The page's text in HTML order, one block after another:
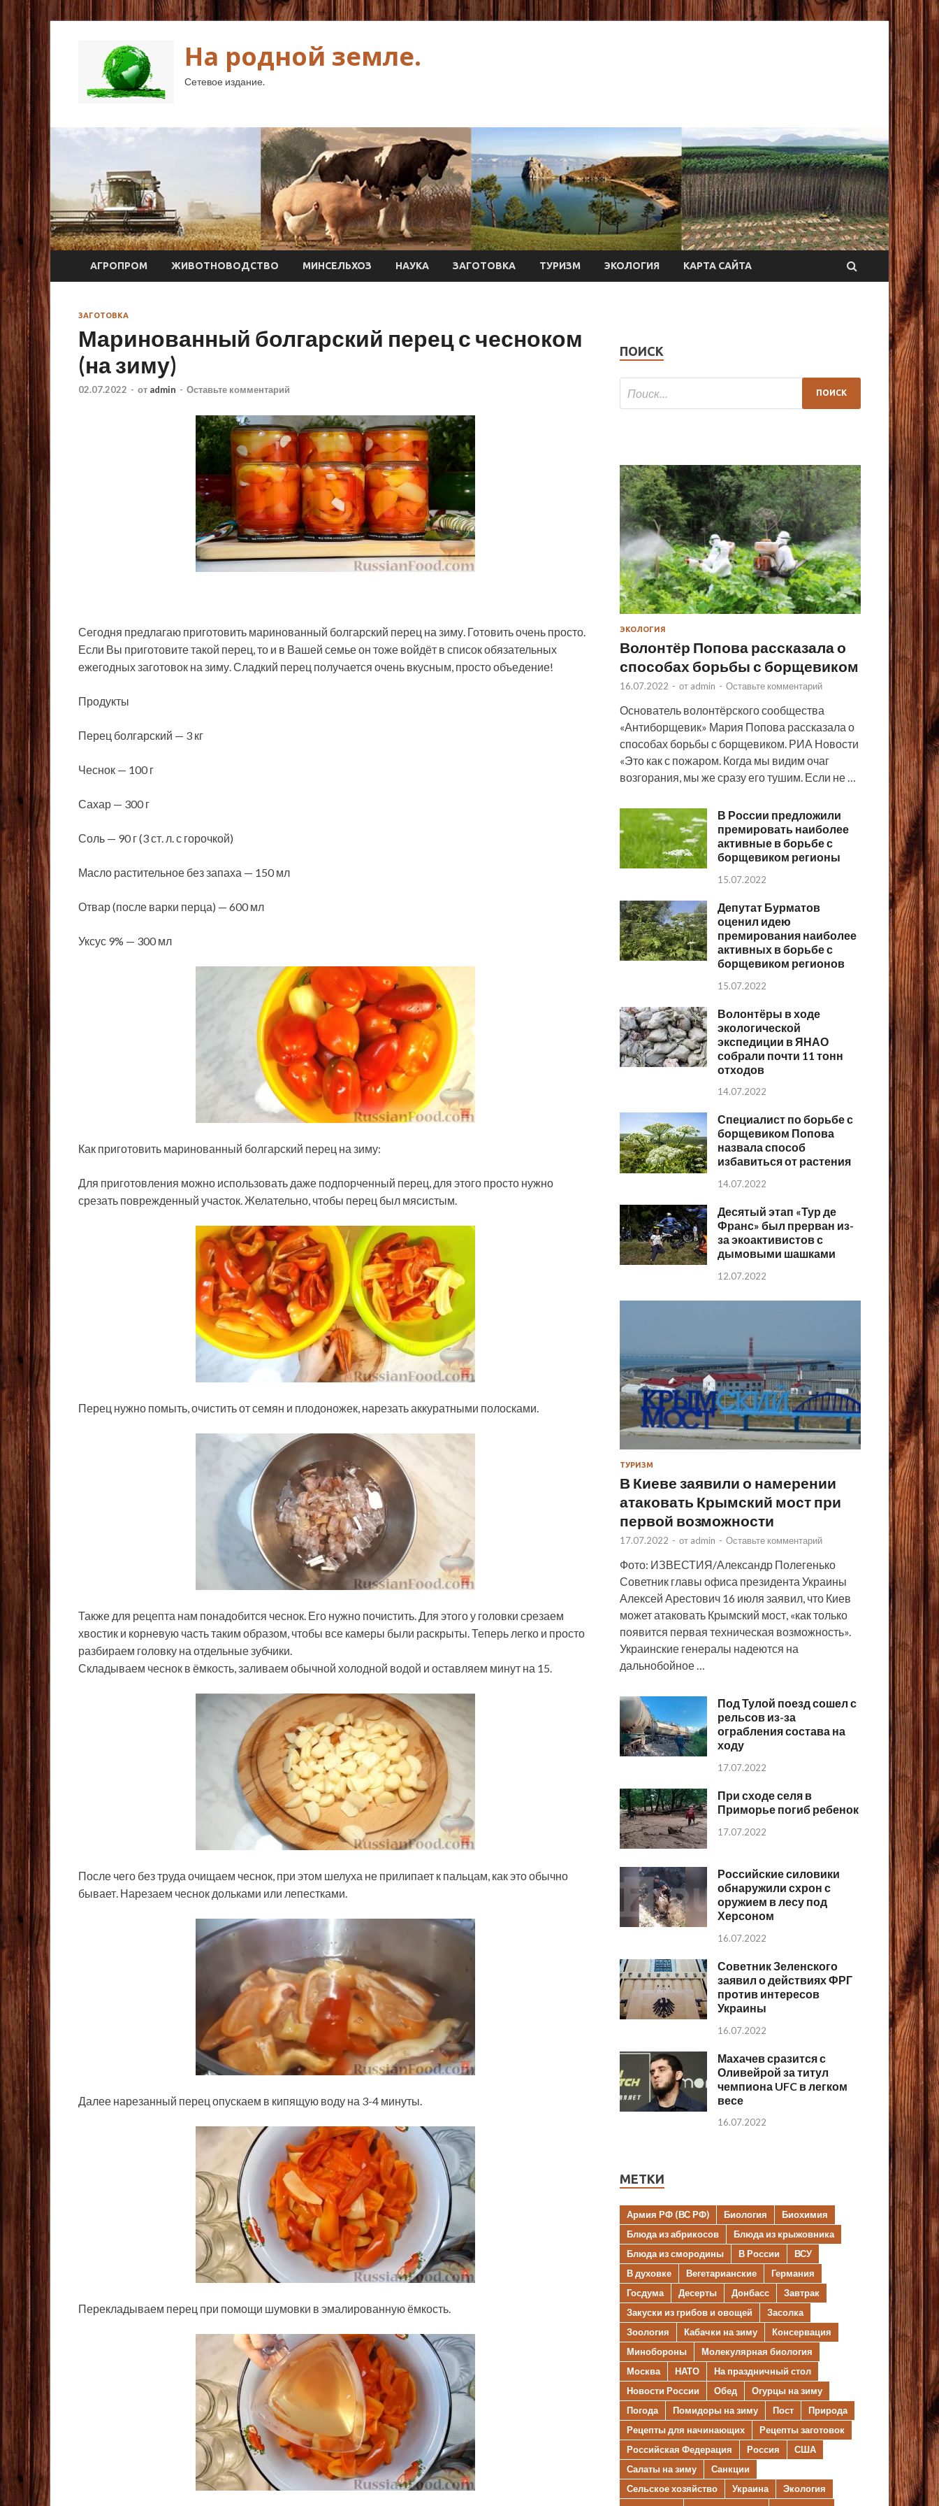
На родной земле.
Сетевое издание.
АГРОПРОМ ЖИВОТНОВОДСТВО МИНСЕЛЬХОЗ НАУКА ЗАГОТОВКА ТУРИЗМ ЭКОЛОГИЯ КАРТА САЙТА
ЗАГОТОВКА
Маринованный болгарский перец с чесноком
(на зиму)
02.07.2022 - от admin - Оставьте комментарий
Сегодня предлагаю приготовить маринованный болгарский перец на зиму. Готовить очень просто.
Если Вы приготовите такой перец, то и в Вашей семье он тоже войдёт в список обязательных
ежегодных заготовок на зиму. Сладкий перец получается очень вкусным, просто объедение!
Продукты
Перец болгарский — 3 кг
Чеснок — 100 г
Сахар — 300 г
Соль — 90 г (3 ст. л. с горочкой)
Масло растительное без запаха — 150 мл
Отвар (после варки перца) — 600 мл
Уксус 9% — 300 мл
Как приготовить маринованный болгарский перец на зиму:
Для приготовления можно использовать даже подпорченный перец, для этого просто нужно
срезать поврежденный участок. Желательно, чтобы перец был мясистым.
Перец нужно помыть, очистить от семян и плодоножек, нарезать аккуратными полосками.
Также для рецепта нам понадобится чеснок. Его нужно почистить. Для этого у головки срезаем
хвостик и корневую часть таким образом, чтобы все камеры были раскрыты. Теперь легко и просто
разбираем головку на отдельные зубчики.
Складываем чеснок в ёмкость, заливаем обычной холодной водой и оставляем минут на 15.
После чего без труда очищаем чеснок, при этом шелуха не прилипает к пальцам, как это обычно
бывает. Нарезаем чеснок дольками или лепестками.
Далее нарезанный перец опускаем в кипящую воду на 3-4 минуты.
Перекладываем перец при помощи шумовки в эмалированную ёмкость.
ПОИСК
ЭКОЛОГИЯ
Волонтёр Попова рассказала о
способах борьбы с борщевиком
16.07.2022 - от admin - Оставьте комментарий
Основатель волонтёрского сообщества
«Антиборщевик» Мария Попова рассказала о
способах борьбы с борщевиком. РИА Новости
«Это как с пожаром. Когда мы видим очаг
возгорания, мы же сразу его тушим. Если не …
В России предложили
премировать наиболее
активные в борьбе с
борщевиком регионы
15.07.2022
Депутат Бурматов
оценил идею
премирования наиболее
активных в борьбе с
борщевиком регионов
15.07.2022
Волонтёры в ходе
экологической
экспедиции в ЯНАО
собрали почти 11 тонн
отходов
14.07.2022
Специалист по борьбе с
борщевиком Попова
назвала способ
избавиться от растения
14.07.2022
Десятый этап «Тур де
Франс» был прерван из-
за экоактивистов с
дымовыми шашками
12.07.2022
ТУРИЗМ
В Киеве заявили о намерении
атаковать Крымский мост при
первой возможности
17.07.2022 - от admin - Оставьте комментарий
Фото: ИЗВЕСТИЯ/Александр Полегенько
Советник главы офиса президента Украины
Алексей Арестович 16 июля заявил, что Киев
может атаковать Крымский мост, «как только
появится первая техническая возможность».
Украинские генералы надеются на
дальнобойное …
Под Тулой поезд сошел с
рельсов из-за
ограбления состава на
ходу
17.07.2022
При сходе селя в
Приморье погиб ребенок
17.07.2022
Российские силовики
обнаружили схрон с
оружием в лесу под
Херсоном
16.07.2022
Советник Зеленского
заявил о действиях ФРГ
против интересов
Украины
16.07.2022
Махачев сразится с
Оливейрой за титул
чемпиона UFC в легком
весе
16.07.2022
МЕТКИ
Армия РФ (ВС РФ) Биология
Биохимия
Блюда из абрикосов
Блюда из крыжовника
Блюда из смородины
В России
ВСУ
В духовке
Вегетарианские
Германия
Госдума
Десерты Донбасс
Завтрак
Закуски из грибов и овощей
Засолка
Зоология
Кабачки на зиму
Консервация
Минобороны
Молекулярная биология
Москва
НАТО
На праздничный стол
Новости России
Обед
Огурцы на зиму
Погода
Помидоры на зиму Пост
Природа
Рецепты для начинающих
Рецепты заготовок
Российская Федерация
Россия
США
Салаты на зиму
Санкции
Сельское хозяйство
Украина
Экология